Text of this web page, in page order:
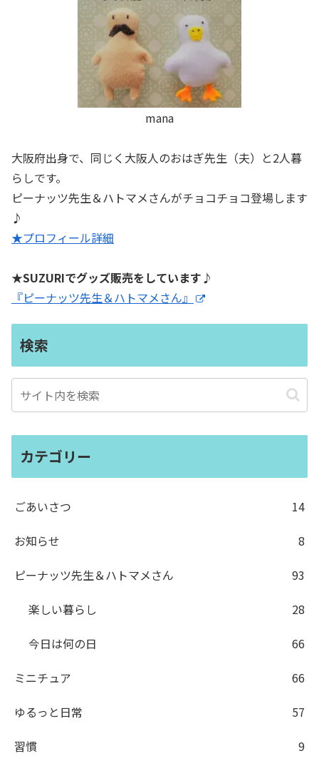
mana
大阪府出身で、同じく大阪人のおはぎ先生（夫）と2人暮
らしです。
ピーナッツ先生＆ハトマメさんがチョコチョコ登場します
♪
★プロフィール詳細
★SUZURIでグッズ販売をしています♪
『ピーナッツ先生＆ハトマメさん』
検索
カテゴリー
ごあいさつ
14
お知らせ
8
ピーナッツ先生＆ハトマメさん
93
楽しい暮らし
28
今日は何の日
66
ミニチュア
66
ゆるっと日常
57
習慣
9